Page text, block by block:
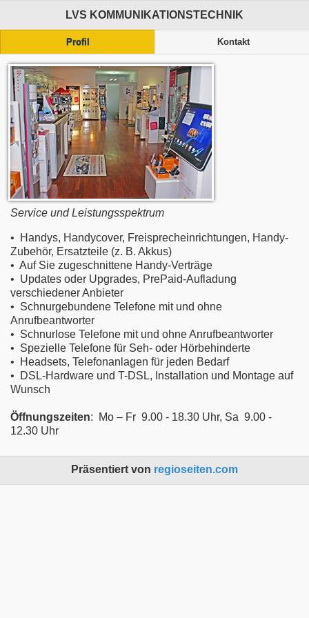
LVS KOMMUNIKATIONSTECHNIK
Profil Kontakt
Service und Leistungsspektrum
• Handys, Handycover, Freisprecheinrichtungen, Handy-
Zubehör, Ersatzteile (z. B. Akkus)
• Auf Sie zugeschnittene Handy-Verträge
• Updates oder Upgrades, PrePaid-Aufladung
verschiedener Anbieter
• Schnurgebundene Telefone mit und ohne
Anrufbeantworter
• Schnurlose Telefone mit und ohne Anrufbeantworter
• Spezielle Telefone für Seh- oder Hörbehinderte
• Headsets, Telefonanlagen für jeden Bedarf
• DSL-Hardware und T-DSL, Installation und Montage auf
Wunsch
Öffnungszeiten: Mo – Fr 9.00 - 18.30 Uhr, Sa 9.00 -
12.30 Uhr
Präsentiert von regioseiten.com